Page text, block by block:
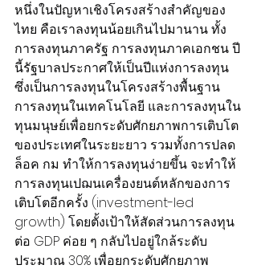
หนึ่งในปัญหาเชิงโครงสร้างสำคัญของ
ไทย คือเราลงทุนน้อยเกินไปมานาน ทั้ง
การลงทุนภาครัฐ การลงทุนภาคเอกชน ปี
นี้รัฐบาลประกาศให้เป็นปีแห่งการลงทุน
ซึ่งเป็นการลงทุนในโครงสร้างพื้นฐาน
การลงทุนในเทคโนโลยี และการลงทุนใน
ทุนมนุษย์เพื่อยกระดับศักยภาพการเติบโต
ของประเทศในระยะยาว รวมทั้งการปลด
ล็อค กม ทำให้การลงทุนง่ายขึ้น จะทำให้
การลงทุนเปฌนเครื่องยนต์หลักของการ
เติบโตอีกครั้ง (investment-led
growth) โดยตั้งเป้าให้สัดส่วนการลงทุน
ต่อ GDP ค่อย ๆ กลับไปอยู่ใกล้ระดับ
ประมาณ 30% เพื่อยกระดับศักยภาพ